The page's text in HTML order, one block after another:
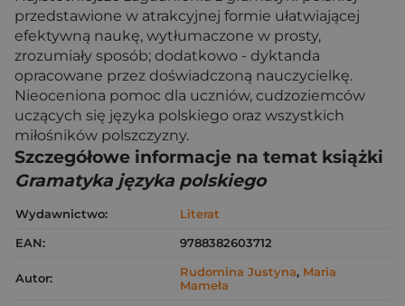
przedstawione w atrakcyjnej formie ułatwiającej
efektywną naukę, wytłumaczone w prosty,
zrozumiały sposób; dodatkowo - dyktanda
opracowane przez doświadczoną nauczycielkę.
Nieoceniona pomoc dla uczniów, cudzoziemców
uczących się języka polskiego oraz wszystkich
miłośników polszczyzny.
Szczegółowe informacje na temat książki
Gramatyka języka polskiego
Wydawnictwo:
Literat
EAN:
9788382603712
Autor: Rudomina Justyna, Maria
Mameła